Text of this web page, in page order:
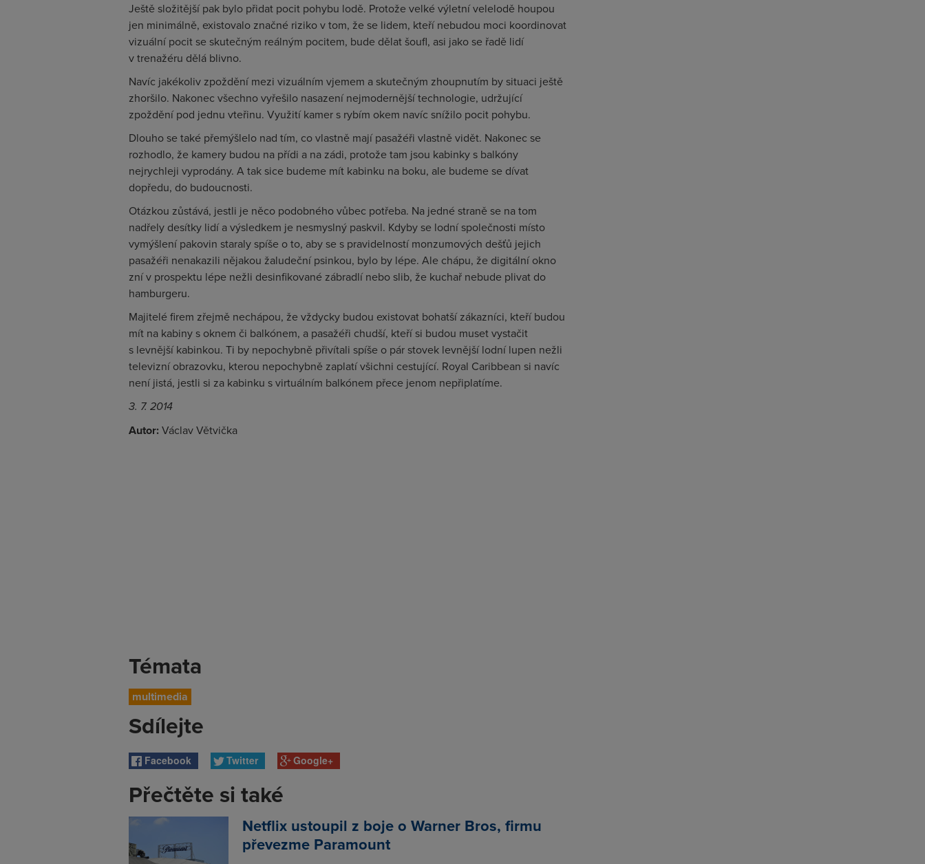
Ještě složitější pak bylo přidat pocit pohybu lodě. Protože velké výletní velelodě houpou
jen minimálně, existovalo značné riziko v tom, že se lidem, kteří nebudou moci koordinovat
vizuální pocit se skutečným reálným pocitem, bude dělat šoufl, asi jako se řadě lidí
v trenažéru dělá blivno.
Navíc jakékoliv zpoždění mezi vizuálním vjemem a skutečným zhoupnutím by situaci ještě
zhoršilo. Nakonec všechno vyřešilo nasazení nejmodernější technologie, udržující
zpoždění pod jednu vteřinu. Využití kamer s rybím okem navíc snížilo pocit pohybu.
Dlouho se také přemýšlelo nad tím, co vlastně mají pasažéři vlastně vidět. Nakonec se
rozhodlo, že kamery budou na přídi a na zádi, protože tam jsou kabinky s balkóny
nejrychleji vyprodány. A tak sice budeme mít kabinku na boku, ale budeme se dívat
dopředu, do budoucnosti.
Otázkou zůstává, jestli je něco podobného vůbec potřeba. Na jedné straně se na tom
nadřely desítky lidí a výsledkem je nesmyslný paskvil. Kdyby se lodní společnosti místo
vymýšlení pakovin staraly spíše o to, aby se s pravidelností monzumových dešťů jejich
pasažéři nenakazili nějakou žaludeční psinkou, bylo by lépe. Ale chápu, že digitální okno
zní v prospektu lépe nežli desinfikované zábradlí nebo slib, že kuchař nebude plivat do
hamburgeru.
Majitelé firem zřejmě nechápou, že vždycky budou existovat bohatší zákazníci, kteří budou
mít na kabiny s oknem či balkónem, a pasažéři chudší, kteří si budou muset vystačit
s levnější kabinkou. Ti by nepochybně přivítali spíše o pár stovek levnější lodní lupen nežli
televizní obrazovku, kterou nepochybně zaplatí všichni cestující. Royal Caribbean si navíc
není jistá, jestli si za kabinku s virtuálním balkónem přece jenom nepřiplatíme.
3. 7. 2014
Autor: Václav Větvička
Témata
multimedia
Sdílejte
Facebook Twitter Google+
Přečtěte si také
Netflix ustoupil z boje o Warner Bros, firmu
převezme Paramount